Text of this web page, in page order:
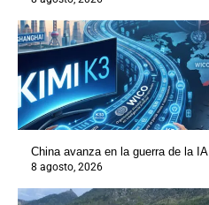
China avanza en la guerra de la IA
8 agosto, 2026